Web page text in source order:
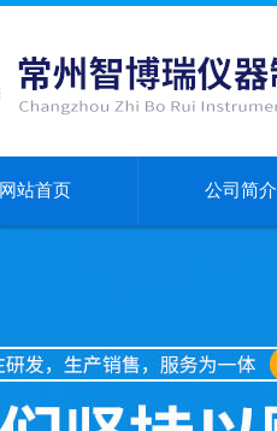
网站首页 公司简介